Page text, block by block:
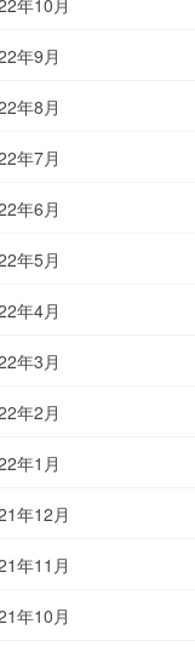
年10月
年9月
年8月
年7月
年6月
年5月
年4月
年3月
年2月
年1月
年12月
年11月
年10月